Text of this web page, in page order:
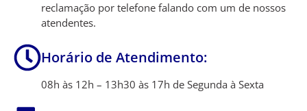
reclamação por telefone falando com um de nossos
atendentes.
Horário de Atendimento:
08h às 12h – 13h30 às 17h de Segunda à Sexta